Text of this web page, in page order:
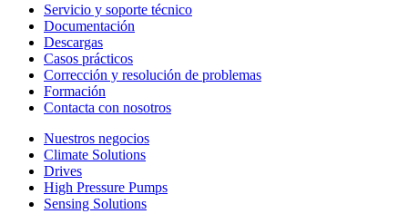
Servicio y soporte técnico
Documentación
Descargas
Casos prácticos
Corrección y resolución de problemas
Formación
Contacta con nosotros
Nuestros negocios
Climate Solutions
Drives
High Pressure Pumps
Sensing Solutions